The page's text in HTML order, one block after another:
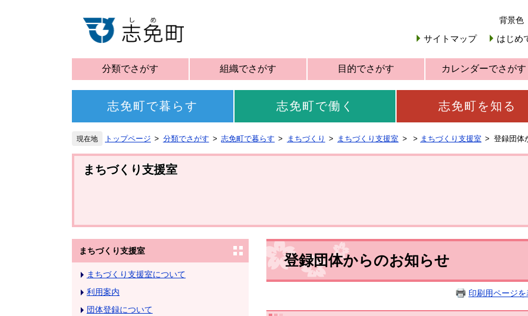
背景色
サイトマップ はじめ
分類でさがす 組織でさがす 目的でさがす カレンダーでさがす
志免町で暮らす 志免町で働く 志免町を知る
トップページ 分類でさがす 志免町で暮らす まちづくり まちづくり支援室 > まちづくり支援室 登録団体
まちづくり支援室
まちづくり支援室
まちづくり支援室について
利用案内
団体登録について
登録団体からのお知らせ
印刷用ページ